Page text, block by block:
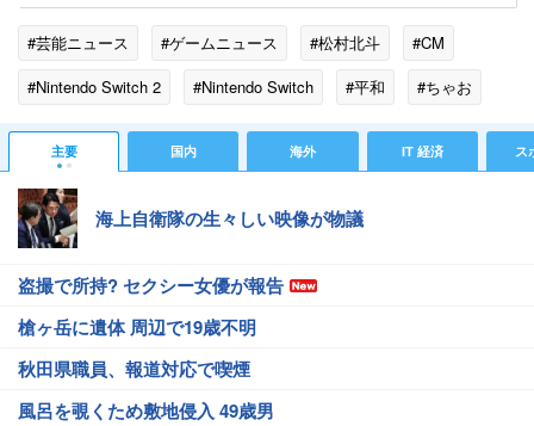
#芸能ニュース #ゲームニュース #松村北斗
#CM
#Nintendo Switch 2
#Nintendo Switch #平和
#ちゃお
#指原莉乃
#狩野英孝 #ポケモン #GAM
#激怒
#プロ野球ニュース
主要 国内 海外 IT 経済 ス
海上自衛隊の生々しい映像が物議
盗撮で所持? セクシー女優が報告
槍ヶ岳に遺体 周辺で19歳不明
秋田県職員、報道対応で喫煙
風呂を覗くため敷地侵入 49歳男